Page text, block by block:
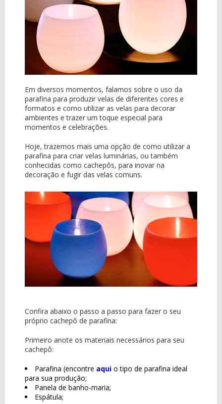
Em diversos momentos, falamos sobre o uso da
parafina para produzir velas de diferentes cores e
formatos e como utilizar as velas para decorar
ambientes e trazer um toque especial para
momentos e celebrações.
Hoje, trazemos mais uma opção de como utilizar a
parafina para criar velas luminárias, ou também
conhecidas como cachepôs, para inovar na
decoração e fugir das velas comuns.
Confira abaixo o passo a passo para fazer o seu
próprio cachepô de parafina:
Primeiro anote os materiais necessários para seu
cachepô:
Parafina (encontre aqui o tipo de parafina ideal
para sua produção;
Panela de banho-maria;
Espátula;